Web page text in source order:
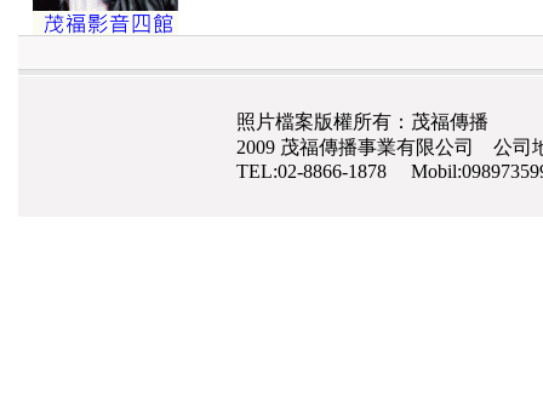
照片檔案版權所有：茂福傳播
2009 茂福傳播事業有限公司 公司
TEL:02-8866-1878